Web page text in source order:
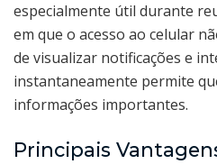
especialmente útil durante
em que o acesso ao celular
de visualizar notificações e
instantaneamente permite
informações importantes.
Principais